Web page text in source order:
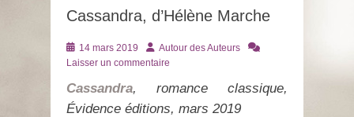
Cassandra, d’Hélène Marche
Posté
le
14 mars 2019 AuteurAutour des Auteurs
Laisser un commentaire
Cassandra, romance classique,
Évidence éditions, mars 2019